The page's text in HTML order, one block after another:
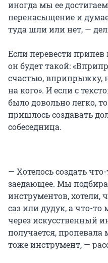
иногда мы ее
перенасыщение и
туда шли или нет, —
Если перевести
он будет такой:
счастью, вприпрыжку,
на кого». И если с
было довольно легко,
пришлось создавать
собеседница.
— Хотелось создать
заедающее. Мы
инструментов, хотели,
саз или дудук, а что-
через искусственный
получается,
тоже инструмент, —